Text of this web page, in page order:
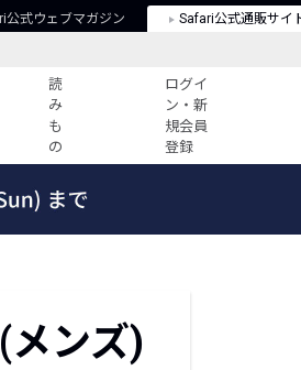
公式ウェブマガジン Safari公式通販サイ
読
み
も
の
ログイ
ン・新
規会員
登録
会社概要
メンズ)